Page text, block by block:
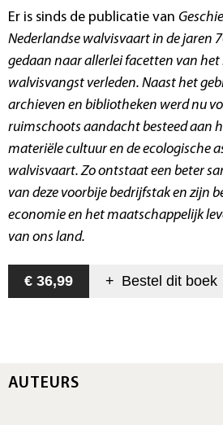
Er is sinds de publicatie van
Nederlandse walvisvaartin de jaren
gedaan naar allerlei facetten van het
walvisvangst verleden. Naast het
archieven en bibliotheken werd nu
ruimschoots aandacht besteed aan
materiële cultuur en de ecologische
walvisvaart. Zo ontstaat een beter
van deze voorbije bedrijfstak en zijn
economie en het maatschappelijk
van ons land.
€ 36,99 + Bestel dit boek
AUTEURS